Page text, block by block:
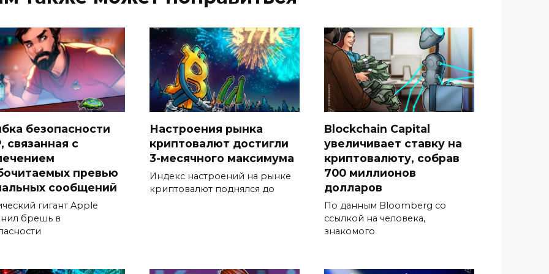
безопасности
связанная с
превью
сообщений
гигант Apple
брешь в
Настроения рынка
криптовалют достигли
3-месячного максимума
Индекс настроений на рынке
криптовалют поднялся до
Blockchain Capital
увеличивает ставку на
криптовалюту, собрав
700 миллионов
долларов
По данным Bloomberg со
ссылкой на человека,
знакомого